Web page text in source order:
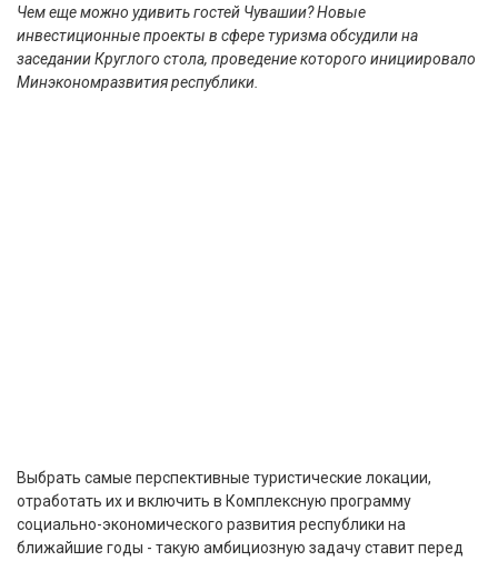
Чем еще можно удивить гостей Чувашии? Новые
инвестиционные проекты в сфере туризма обсудили на
заседании Круглого стола, проведение которого инициировало
Минэкономразвития республики.
Выбрать самые перспективные туристические локации,
отработать их и включить в Комплексную программу
социально-экономического развития республики на
ближайшие годы - такую амбициозную задачу ставит перед